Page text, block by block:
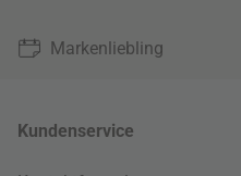
Markenliebling
Kundenservice